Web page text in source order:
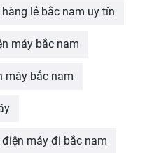
lẻ bắc nam uy tín
máy bắc nam
máy bắc nam
máy đi bắc nam